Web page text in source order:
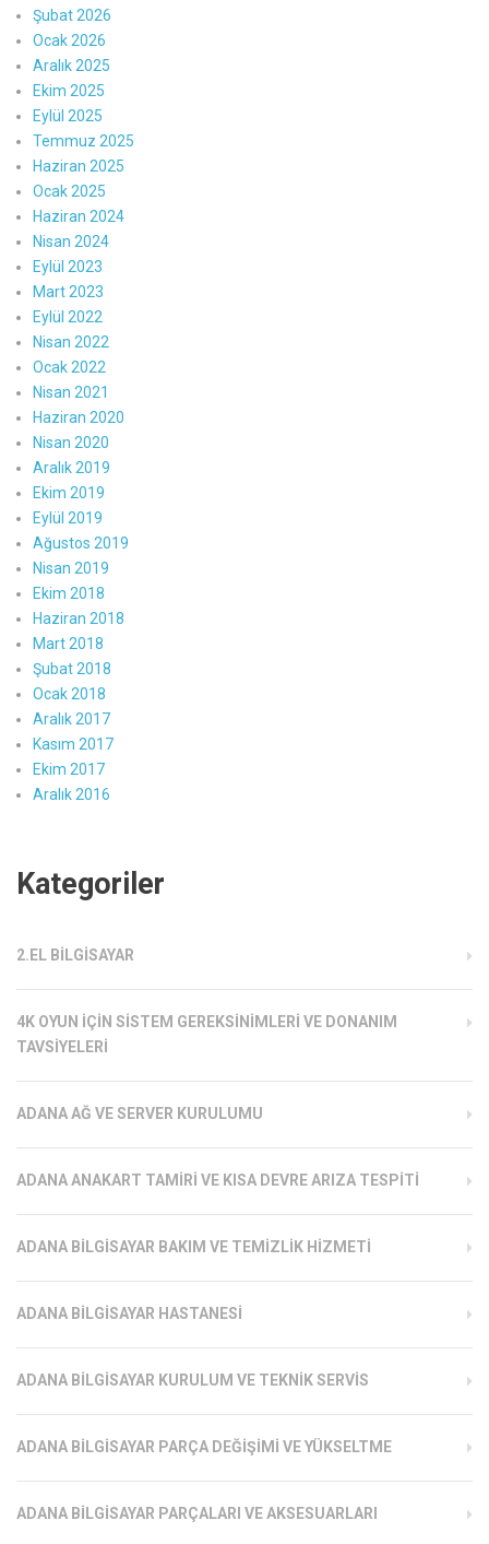
Şubat 2026
Ocak 2026
Aralık 2025
Ekim 2025
Eylül 2025
Temmuz 2025
Haziran 2025
Ocak 2025
Haziran 2024
Nisan 2024
Eylül 2023
Mart 2023
Eylül 2022
Nisan 2022
Ocak 2022
Nisan 2021
Haziran 2020
Nisan 2020
Aralık 2019
Ekim 2019
Eylül 2019
Ağustos 2019
Nisan 2019
Ekim 2018
Haziran 2018
Mart 2018
Şubat 2018
Ocak 2018
Aralık 2017
Kasım 2017
Ekim 2017
Aralık 2016
Kategoriler
2.EL BILGISAYAR
4K OYUN İÇIN SISTEM GEREKSINIMLERI VE DONANIM
TAVSIYELERI
ADANA AĞ VE SERVER KURULUMU
ADANA ANAKART TAMIRI VE KISA DEVRE ARIZA TESPITI
ADANA BILGISAYAR BAKIM VE TEMIZLIK HIZMETI
ADANA BILGISAYAR HASTANESI
ADANA BILGISAYAR KURULUM VE TEKNIK SERVIS
ADANA BILGISAYAR PARÇA DEĞIŞIMI VE YÜKSELTME
ADANA BILGISAYAR PARÇALARI VE AKSESUARLARI